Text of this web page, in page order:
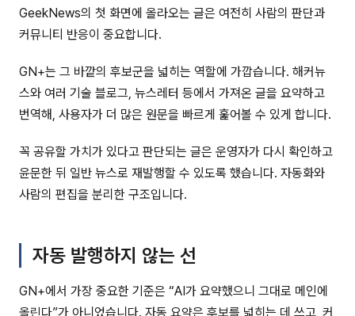
GeekNews의 첫 화면에 올라오는 글은 여전히 사람의 판단과
커뮤니티 반응이 중요합니다.
GN+는 그 바깥의 후보군을 넓히는 역할에 가깝습니다. 해커뉴
스와 여러 기술 블로그, 뉴스레터 등에서 가져온 글을 요약하고
번역해, 사용자가 더 많은 원문을 빠르게 훑어볼 수 있게 합니다.
꼭 공유할 가치가 있다고 판단되는 글은 운영자가 다시 확인하고
윤문한 뒤 일반 뉴스로 재발행할 수 있도록 했습니다. 자동화와
사람의 편집을 분리한 구조입니다.
자동 발행하지 않는 선
GN+에서 가장 중요한 기준은 “AI가 요약했으니 그대로 메인에
올린다”가 아니었습니다. 자동 요약은 후보를 넓히는 데 쓰고, 커